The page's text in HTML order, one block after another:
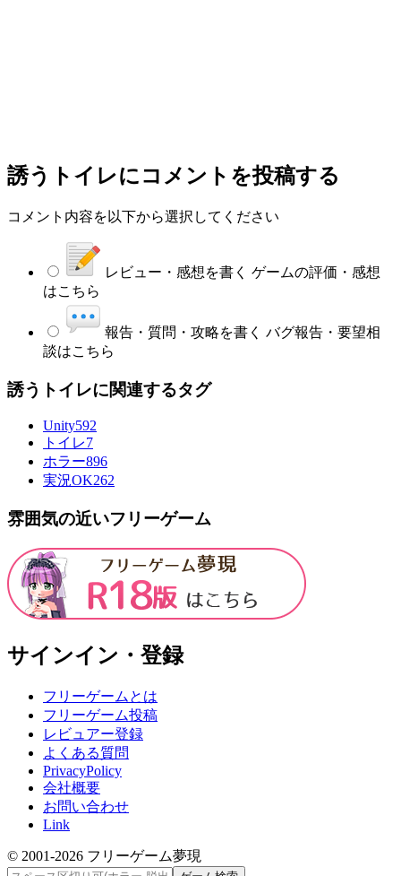
誘うトイレにコメントを投稿する
コメント内容を以下から選択してください
レビュー・感想を書く ゲームの評価・感想
はこちら
報告・質問・攻略を書く バグ報告・要望相
談はこちら
誘うトイレに関連するタグ
Unity592
トイレ7
ホラー896
実況OK262
雰囲気の近いフリーゲーム
サインイン・登録
フリーゲームとは
フリーゲーム投稿
レビュアー登録
よくある質問
PrivacyPolicy
会社概要
お問い合わせ
Link
© 2001-2026 フリーゲーム夢現